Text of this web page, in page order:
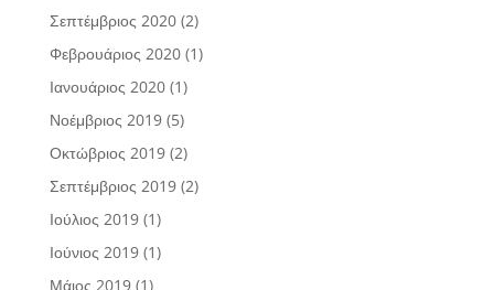
Σεπτέμβριος 2020(2)
Φεβρουάριος 2020(1)
Ιανουάριος 2020(1)
Νοέμβριος 2019(5)
Οκτώβριος 2019(2)
Σεπτέμβριος 2019(2)
Ιούλιος 2019(1)
Ιούνιος 2019(1)
Μάιος 2019(1)